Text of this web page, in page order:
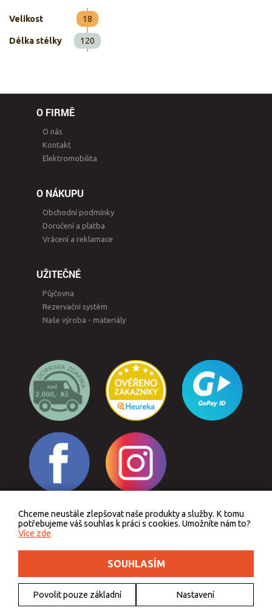
Velikost 18
Délka stélky 120
O FIRMĚ
O nás
Kontakt
Elektromobilita
O NÁKUPU
Obchodní podmínky
Doručení a platba
Vrácení a reklamace
UŽITEČNÉ
Půjčovna
Rezervační systém
Naše výroba - materiály
Odstoupit od smlouvy
Podle zákona o evidenci tržeb je prodávající povinen vystavit kupujícímu účtenku.
Zároveň je povinen zaevidovat přijatou tržbu u správce daně online, v případě
technického výpadku pak nejpozději do 48 hodin.
© 2011 - 2026 Outdoorkids.cz, webdesignDriveNet s.r.o., icons
Chceme neustále zlepšovat naše produkty a služby. K tomu
potřebujeme váš souhlas k práci s cookies. Umožníte nám to?
Více zde
SOUHLASÍM
Povolit pouze základní Nastavení